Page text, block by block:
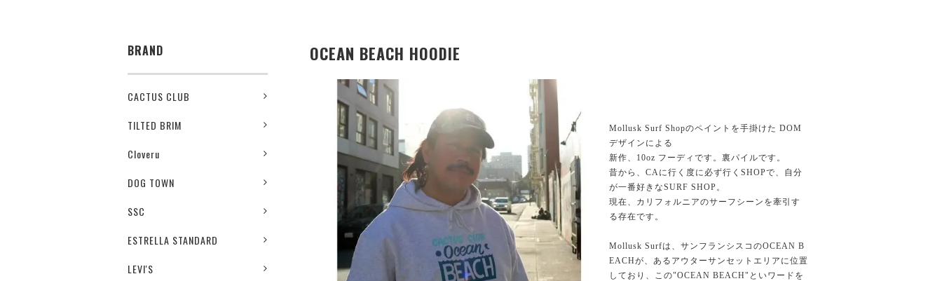
BRAND
CACTUS CLUB
TILTED BRIM
Cloveru
DOG TOWN
SSC
ESTRELLA STANDARD
LEVI'S
OCEAN BEACH HOODIE
Mollusk Surf Shopのペイントを手掛けた DOM
デザインによる
新作、10oz フーディです。裏パイルです。
昔から、CAに行く度に必ず行くSHOPで、自分
が一番好きなSURF SHOP。
現在、カリフォルニアのサーフシーンを牽引す
る存在です。
Mollusk Surfは、サンフランシスコのOCEAN B
EACHが、あるアウターサンセットエリアに位置
しており、この"OCEAN BEACH"といワードを